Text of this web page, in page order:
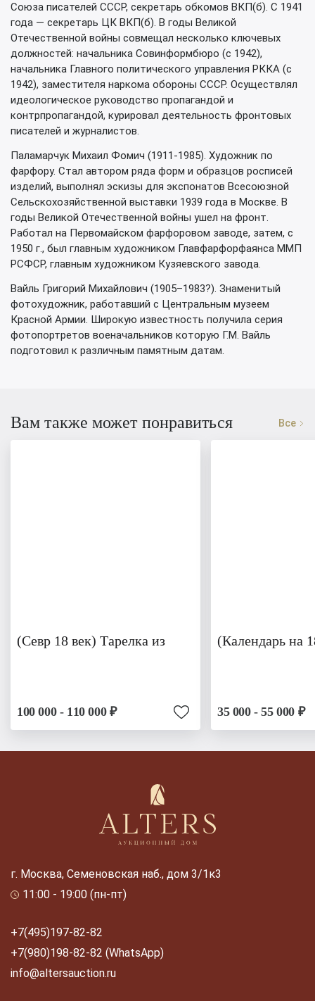
Союза писателей СССР, секретарь обкомов ВКП(б). С 1941
года — секретарь ЦК ВКП(б). В годы Великой
Отечественной войны совмещал несколько ключевых
должностей: начальника Совинформбюро (с 1942),
начальника Главного политического управления РККА (с
1942), заместителя наркома обороны СССР. Осуществлял
идеологическое руководство пропагандой и
контрпропагандой, курировал деятельность фронтовых
писателей и журналистов.
Паламарчук Михаил Фомич (1911-1985). Художник по
фарфору. Стал автором ряда форм и образцов росписей
изделий, выполнял эскизы для экспонатов Всесоюзной
Сельскохозяйственной выставки 1939 года в Москве. В
годы Великой Отечественной войны ушел на фронт.
Работал на Первомайском фарфоровом заводе, затем, с
1950 г., был главным художником Главфарфорфаянса ММП
РСФСР, главным художником Кузяевского завода.
Вайль Григорий Михайлович (1905–1983?). Знаменитый
фотохудожник, работавший с Центральным музеем
Красной Армии. Широкую известность получила серия
фотопортретов военачальников которую Г.М. Вайль
подготовил к различным памятным датам.
Вам также может понравиться Все
(Севр 18 век) Тарелка из
100 000 - 110 000 ₽
(Календарь на
35 000 - 55 000 ₽
г. Москва, Семеновская наб., дом 3/1к3
11:00 - 19:00 (пн-пт)
+7(495)197-82-82
+7(980)198-82-82 (WhatsApp)
info@altersauction.ru